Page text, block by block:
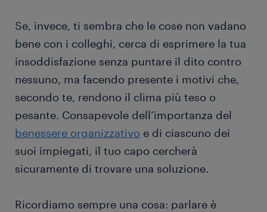
Se, invece, ti sembra che le cose non vadano
bene con i colleghi, cerca di esprimere la tua
insoddisfazione senza puntare il dito contro
nessuno, ma facendo presente i motivi che,
secondo te, rendono il clima più teso o
pesante. Consapevole dell’importanza del
benessere organizzativo e di ciascuno dei
suoi impiegati, il tuo capo cercherà
sicuramente di trovare una soluzione.
Ricordiamo sempre una cosa: parlare è